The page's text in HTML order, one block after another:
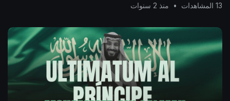
13 المشاهدات
• منذ 2 سنوات